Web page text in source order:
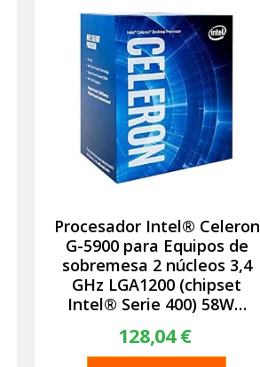
Procesador Intel® Celeron
G-5900 para Equipos de
sobremesa 2 núcleos 3,4
GHz LGA1200 (chipset
Intel® Serie 400) 58W…
128,04€